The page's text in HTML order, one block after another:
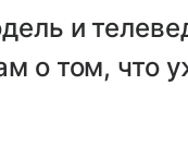
и
о том, что